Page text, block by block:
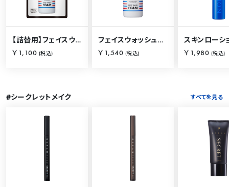
【詰替用】フェイスウォッシュフォーム 230ml
￥1,100 (税込)
フェイスウォッシュフォーム 250ml
￥1,540 (税込) ￥1,980 (税込)
#シークレットメイク すべてを見る